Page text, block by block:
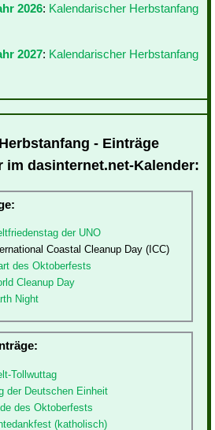
2026: Kalendarischer Herbstanfang
2027: Kalendarischer Herbstanfang
- Einträge
im dasinternet.net-Kalender:
der UNO
Coastal Cleanup Day (ICC)
des Oktoberfests
Cleanup Day
Night
Tollwuttag
der Deutschen Einheit
des Oktoberfests
(katholisch)